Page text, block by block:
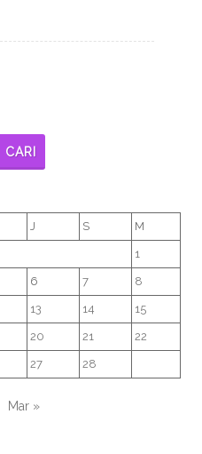
CARI
J S M
1
6 7 8
13 14 15
20 21 22
27 28
Mar »